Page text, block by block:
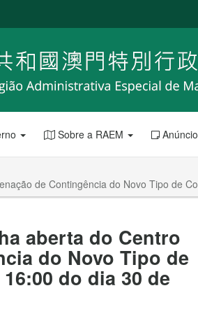
Sobre a RAEM
de Contingência do Novo Tipo de
aberta do Centro
do Novo Tipo de
do dia 30 de